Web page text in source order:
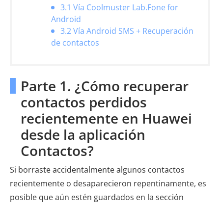
3.1 Vía Coolmuster Lab.Fone for
Android
3.2 Vía Android SMS + Recuperación
de contactos
Parte 1. ¿Cómo recuperar
contactos perdidos
recientemente en Huawei
desde la aplicación
Contactos?
Si borraste accidentalmente algunos contactos
recientemente o desaparecieron repentinamente, es
posible que aún estén guardados en la sección